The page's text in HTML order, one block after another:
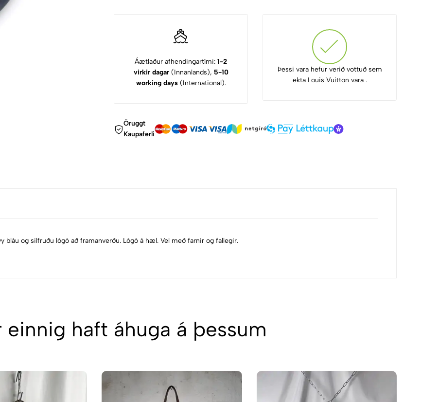
Áætlaður afhendingartími: 1-2
virkir dagar (Innanlands), 5-10
working days(International).
Þessi vara hefur verið vottuð sem
ekta Louis Vuitton vara .
Öruggt
Kaupaferli
bláu og silfruðu lógó að framanverðu. Lógó á hæl. Vel með farnir og fallegir.
haft áhuga á þessum